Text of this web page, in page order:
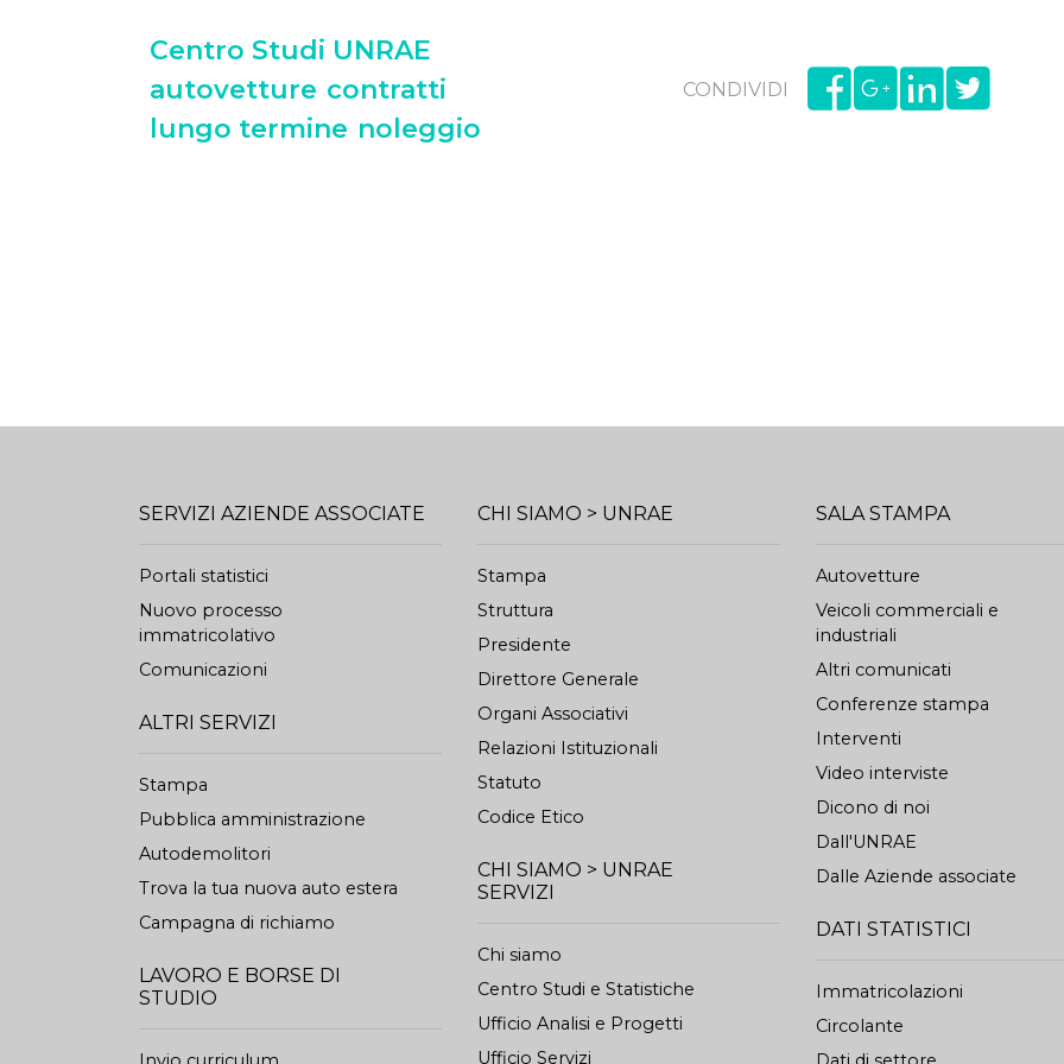
Centro Studi UNRAE
autovetture contratti
lungo termine noleggio
CONDIVIDI
SERVIZI AZIENDE ASSOCIATE
Portali statistici
Nuovo processo
immatricolativo
Comunicazioni
ALTRI SERVIZI
Stampa
Pubblica amministrazione
Autodemolitori
Trova la tua nuova auto estera
Campagna di richiamo
LAVORO E BORSE DI
STUDIO
CHI SIAMO > UNRAE
Stampa
Struttura
Presidente
Direttore Generale
Organi Associativi
Relazioni Istituzionali
Statuto
Codice Etico
CHI SIAMO > UNRAE
SERVIZI
Chi siamo
Centro Studi e Statistiche
Ufficio Analisi e Progetti
Ufficio Servizi
SALA STAMPA
Autovetture
Veicoli commerciali e
industriali
Altri comunicati
Conferenze stampa
Interventi
Video interviste
Dicono di noi
Dall'UNRAE
Dalle Aziende associate
DATI STATISTICI
Immatricolazioni
Circolante